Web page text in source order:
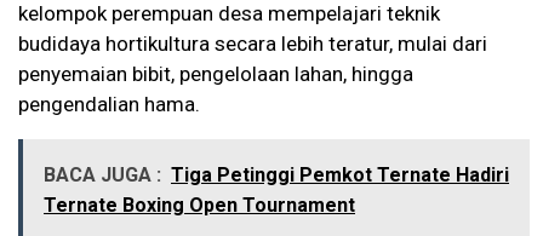
kelompok perempuan desa mempelajari teknik
budidaya hortikultura secara lebih teratur, mulai dari
penyemaian bibit, pengelolaan lahan, hingga
pengendalian hama.
BACA JUGA : Tiga Petinggi Pemkot Ternate Hadiri
Ternate Boxing Open Tournament